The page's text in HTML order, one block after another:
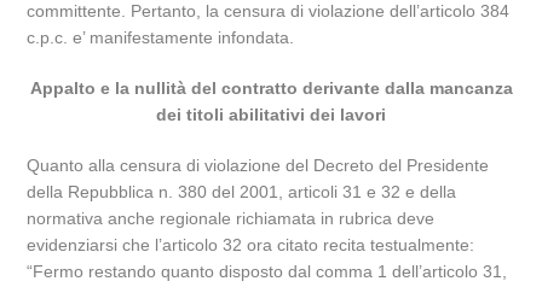
committente. Pertanto, la censura di violazione dell’articolo 384
c.p.c. e’ manifestamente infondata.
Appalto e la nullità del contratto derivante dalla mancanza
dei titoli abilitativi dei lavori
Quanto alla censura di violazione del Decreto del Presidente
della Repubblica n. 380 del 2001, articoli 31 e 32 e della
normativa anche regionale richiamata in rubrica deve
evidenziarsi che l’articolo 32 ora citato recita testualmente:
“Fermo restando quanto disposto dal comma 1 dell’articolo 31,